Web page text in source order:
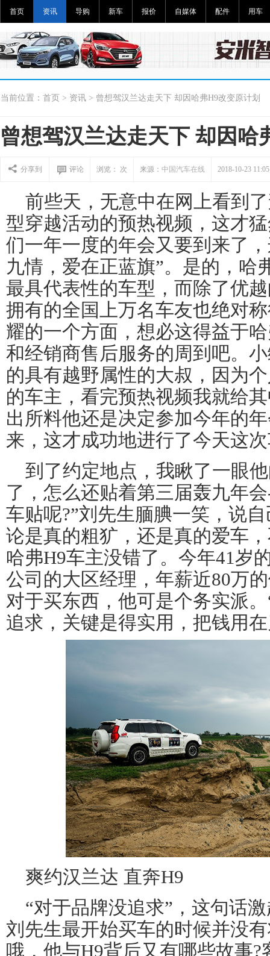
首页 资讯 导购 新车 报价 自媒体 配件 用车
当前位置： 首页 > 资讯 > 曾想驾汉兰达走天下 却因哈弗H9改变原计划
曾想驾汉兰达走天下 却因哈
分享到 评论 浏览： 次 来源： 中国汽车在线 2018-10-23
前些天，无意中在网上看到
型穿越活动的预热视频，这才
们一年一度的年会又要到来了
九情，爱在正蓝旗”。是的，哈
最具代表性的车型，而除了优
拥有的全国上万名车友也绝对
耀的一个方面，想必这得益于
和经销商售后服务的周到吧。
的具有越野属性的大叔，因为
的车主，看完预热视频我就给
出所料他还是决定参加今年的
来，这才成功地进行了今天这
到了约定地点，我瞅了一眼
了，怎么还贴着第三届轰九年
车贴呢?”刘先生腼腆一笑，说
论是真的粗犷，还是真的爱车
哈弗H9车主没错了。今年41岁
公司的大区经理，年薪近80万
对于买东西，他可是个务实派
追求，关键是得实用，把钱用
爽约汉兰达 直奔H9
“对于品牌没追求”，这句话
刘先生最开始买车的时候并没
哦，他与H9背后又有哪些故事?